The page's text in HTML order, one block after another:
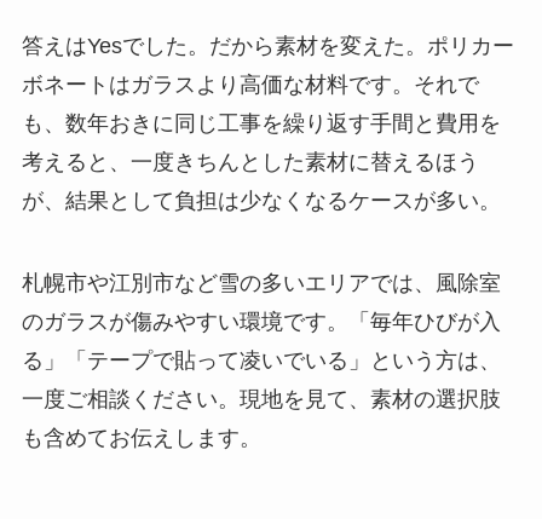
答えはYesでした。だから素材を変えた。ポリカー
ボネートはガラスより高価な材料です。それで
も、数年おきに同じ工事を繰り返す手間と費用を
考えると、一度きちんとした素材に替えるほう
が、結果として負担は少なくなるケースが多い。
札幌市や江別市など雪の多いエリアでは、風除室
のガラスが傷みやすい環境です。「毎年ひびが入
る」「テープで貼って凌いでいる」という方は、
一度ご相談ください。現地を見て、素材の選択肢
も含めてお伝えします。